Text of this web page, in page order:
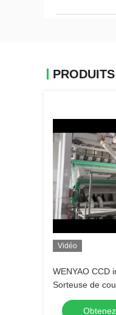
Vidéo
WENYAO CCD
Sorteuse de
sortie Sorteuse
de maïs de blé